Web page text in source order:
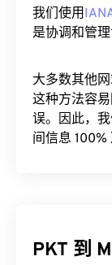
我们使用
是协调和管
大多数其他
这种方法容
误。因此，
间信息 100%
PKT 到